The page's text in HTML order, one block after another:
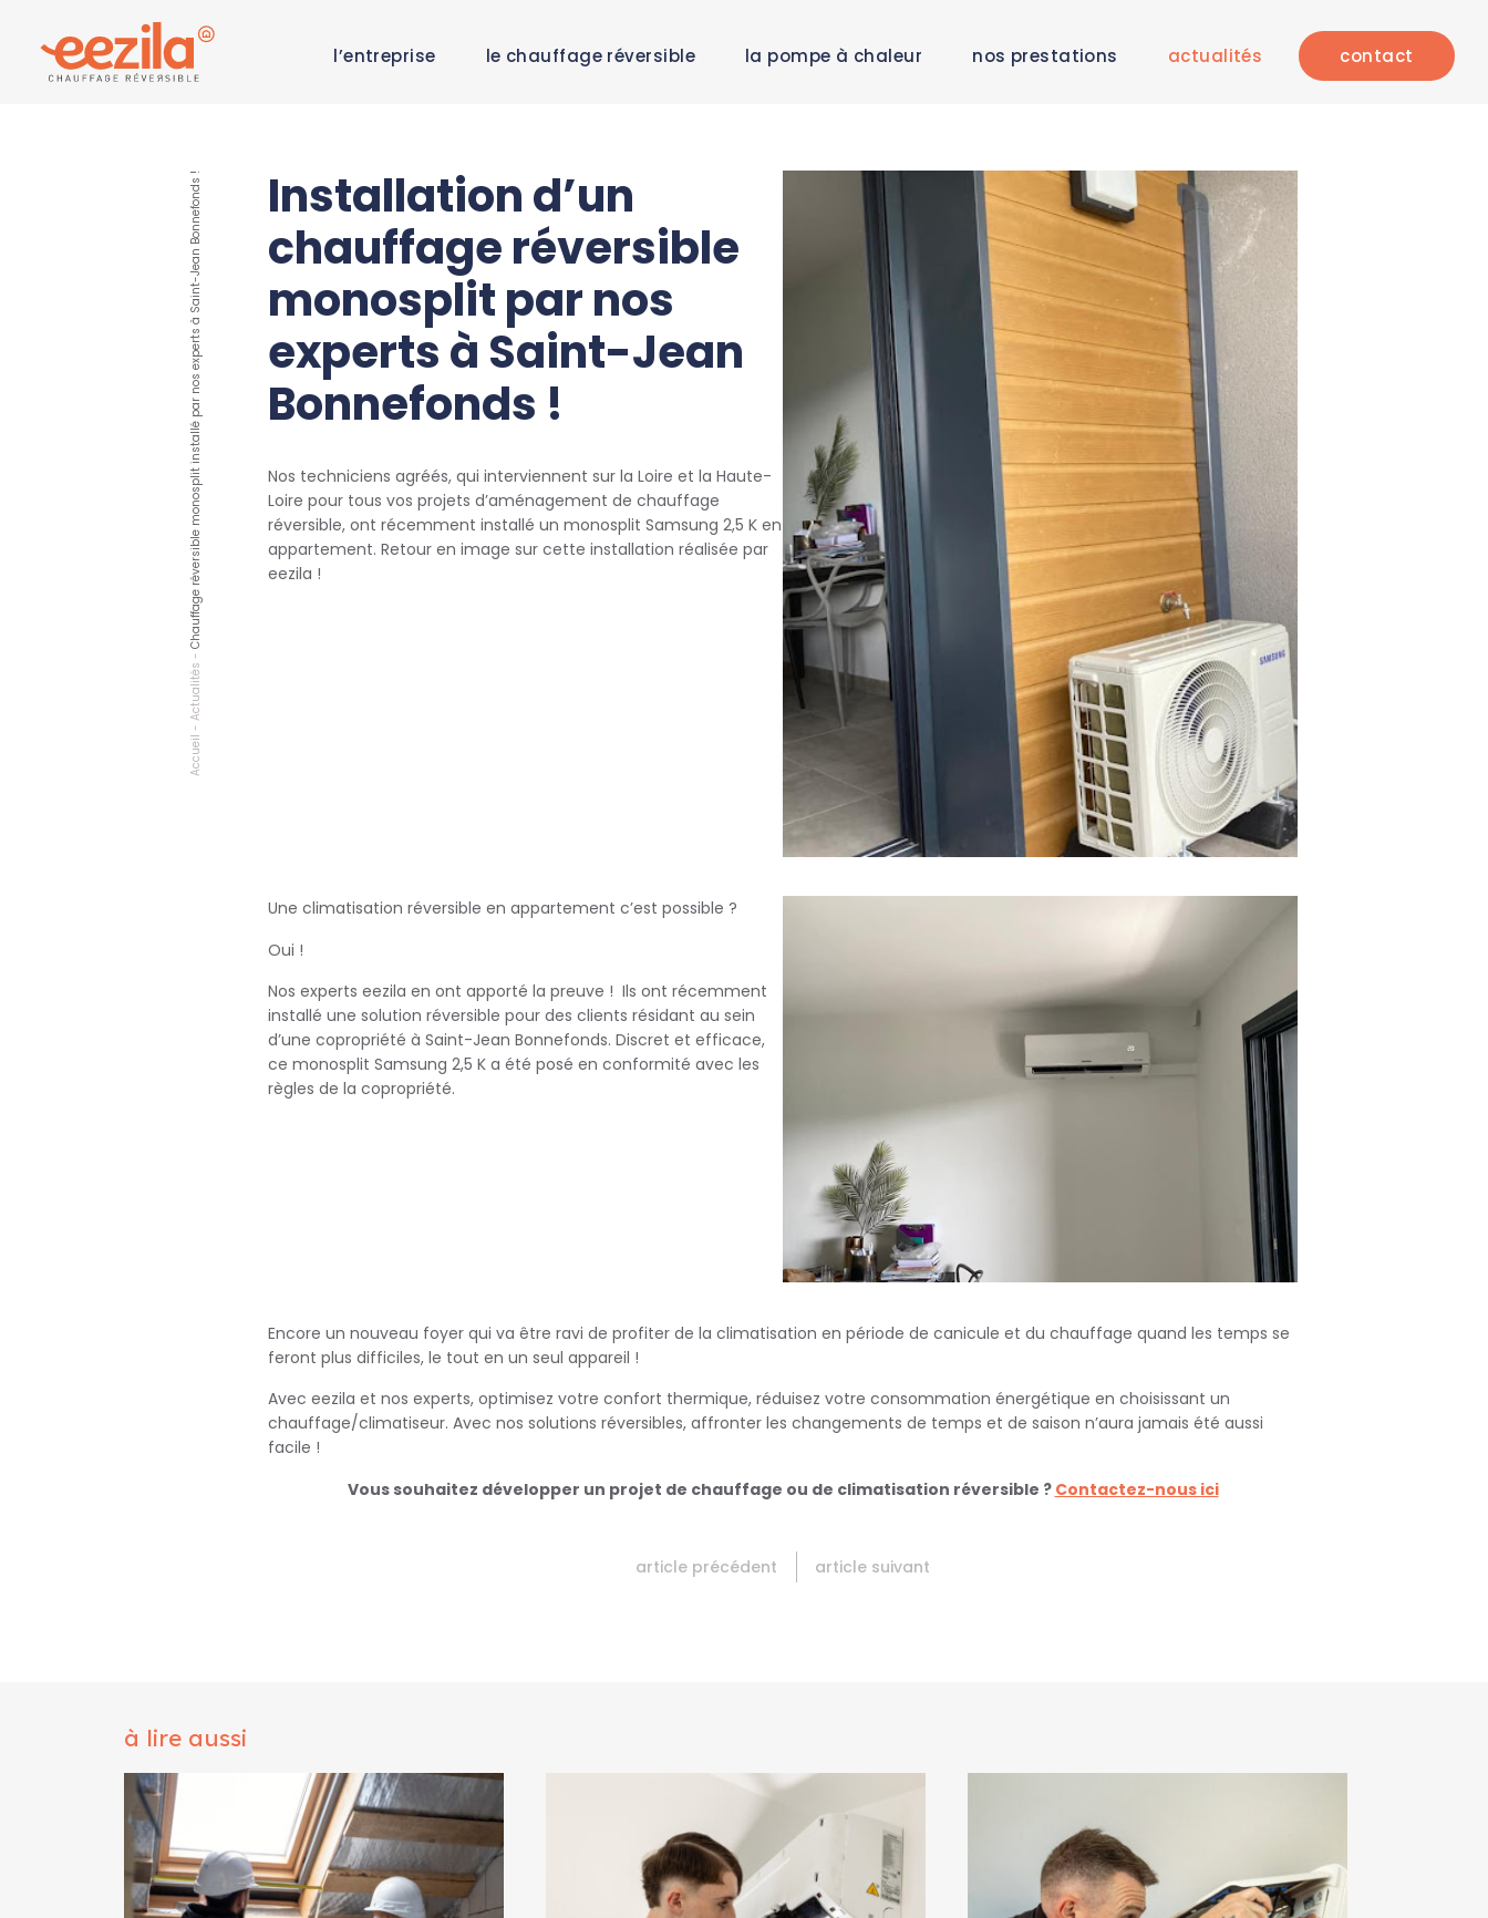
l’entreprise le chauffage réversible la pompe à chaleur nos prestations actualités contact
Accueil
-
Actualités
-
Chauffage réversible monosplit installé par nos experts à Saint-Jean Bonnefonds !
Installation d’un
chauffage réversible
monosplit par nos
experts à Saint-Jean
Bonnefonds !
Nos techniciens agréés, qui interviennent sur la Loire et la Haute-
Loire pour tous vos projets d’aménagement de chauffage
réversible, ont récemment installé un monosplit Samsung 2,5 K en
appartement. Retour en image sur cette installation réalisée par
eezila !
Une climatisation réversible en appartement c’est possible ?
Oui !
Nos experts eezila en ont apporté la preuve ! Ils ont récemment
installé une solution réversible pour des clients résidant au sein
d’une copropriété à Saint-Jean Bonnefonds. Discret et efficace,
ce monosplit Samsung 2,5 K a été posé en conformité avec les
règles de la copropriété.
Encore un nouveau foyer qui va être ravi de profiter de la climatisation en période de canicule et du chauffage quand les temps se
feront plus difficiles, le tout en un seul appareil !
Avec eezila et nos experts, optimisez votre confort thermique, réduisez votre consommation énergétique en choisissant un
chauffage/climatiseur. Avec nos solutions réversibles, affronter les changements de temps et de saison n’aura jamais été aussi
facile !
Vous souhaitez développer un projet de chauffage ou de climatisation réversible ? Contactez-nous ici
article précédent article suivant
à lire aussi